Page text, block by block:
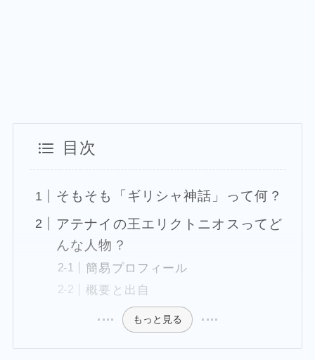
目次
そもそも「ギリシャ神話」って何？
アテナイの王エリクトニオスってど
んな人物？
簡易プロフィール
概要と出自
もっと見る